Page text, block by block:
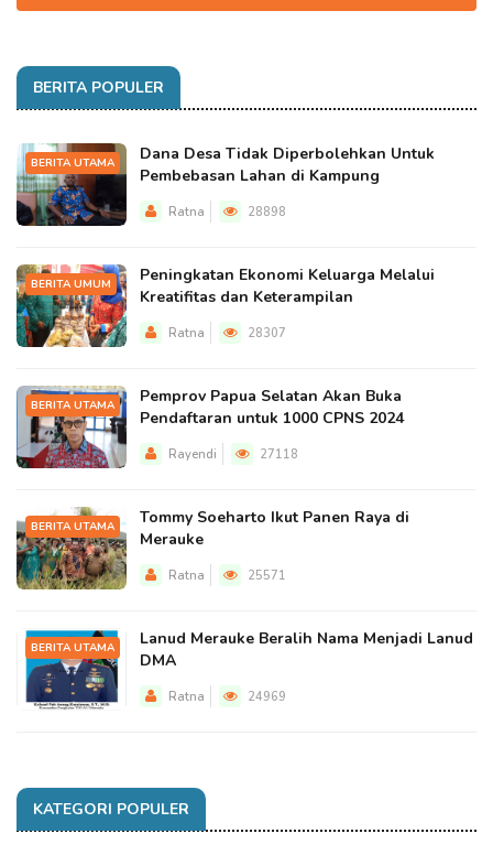
BERITA POPULER
BERITA UTAMA
Dana Desa Tidak Diperbolehkan Untuk
Pembebasan Lahan di Kampung
Ratna 28898
BERITA UMUM
Peningkatan Ekonomi Keluarga Melalui
Kreatifitas dan Keterampilan
Ratna 28307
BERITA UTAMA
Pemprov Papua Selatan Akan Buka
Pendaftaran untuk 1000 CPNS 2024
Rayendi 27118
BERITA UTAMA
Tommy Soeharto Ikut Panen Raya di
Merauke
Ratna 25571
BERITA UTAMA
Lanud Merauke Beralih Nama Menjadi Lanud
DMA
Ratna 24969
KATEGORI POPULER